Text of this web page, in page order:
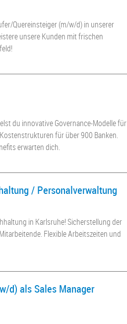
Quereinsteiger (m/w/d) in unserer
unsere Kunden mit frischen
du innovative Governance-Modelle für
für über 900 Banken.
erwarten dich.
/ Personalverwaltung
in Karlsruhe! Sicherstellung der
Flexible Arbeitszeiten und
d) als Sales Manager